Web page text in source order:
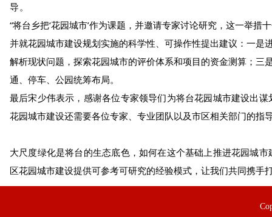
导。
“将台乡把‘花园城市’作为课题，并邀请专家讨论研究，这一举
并就花园城市建设规划实施的科学性、可操作性提出建议：一
解析现状问题，探索花园城市的评价体系和项目的资金测算；
通、停车、公园统筹布局。
最后宋少伟表示，感谢各位专家领导们为将台花园城市建设出
花园城市建设还需要各位专家、专业团队以及市区相关部门的指
大尺度绿化是将台的生态底色，如何在这个基础上推进花园城
区花园城市建设提供可参考可研究的经验模式，让我们共同携手